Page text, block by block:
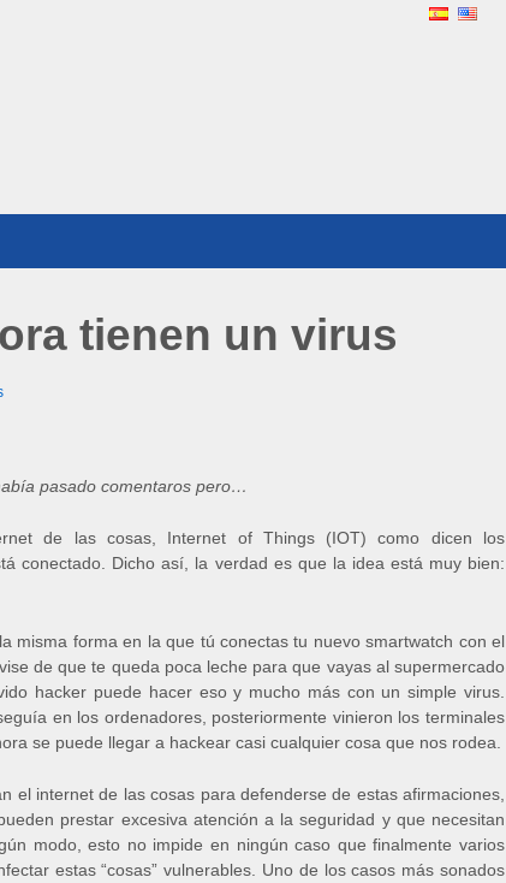
tienen un virus
pasado comentaros pero…
de las cosas, Internet of Things (IOT) como dicen los
conectado. Dicho así, la verdad es que la idea está muy bien:
misma forma en la que tú conectas tu nuevo smartwatch con el
de que te queda poca leche para que vayas al supermercado
hacker puede hacer eso y mucho más con un simple virus.
en los ordenadores, posteriormente vinieron los terminales
se puede llegar a hackear casi cualquier cosa que nos rodea.
internet de las cosas para defenderse de estas afirmaciones,
prestar excesiva atención a la seguridad y que necesitan
modo, esto no impide en ningún caso que finalmente varios
estas “cosas” vulnerables. Uno de los casos más sonados